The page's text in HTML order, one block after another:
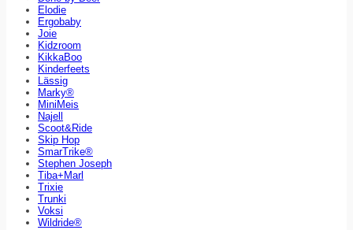
Elodie
Ergobaby
Joie
Kidzroom
KikkaBoo
Kinderfeets
Lässig
Marky®
MiniMeis
Najell
Scoot&Ride
Skip Hop
SmarTrike®
Stephen Joseph
Tiba+Marl
Trixie
Trunki
Voksi
Wildride®